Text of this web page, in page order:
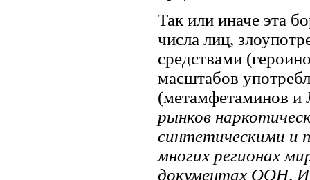
Так или иначе эта
числа лиц,
средствами
масштабов
(метамфетаминов
рынков
синтетическими и
многих регионах
документах ООН,